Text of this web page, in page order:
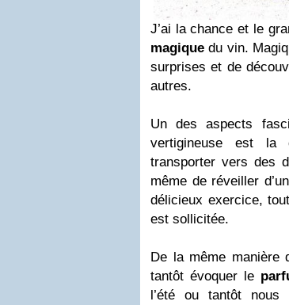
J’ai la chance et le
magique du vin.
surprises et de
autres.
Un des aspects
vertigineuse est la
transporter vers des
même de réveiller
délicieux exercice,
est sollicitée.
De la même manière
tantôt évoquer le
l’été ou tantôt